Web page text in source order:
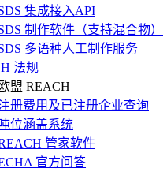
集成接入API
制作软件（支持混合物）
多语种人工制作服务
法规
欧盟 REACH
册费用及已注册企业查询
吨位涵盖系统
管家软件
官方问答